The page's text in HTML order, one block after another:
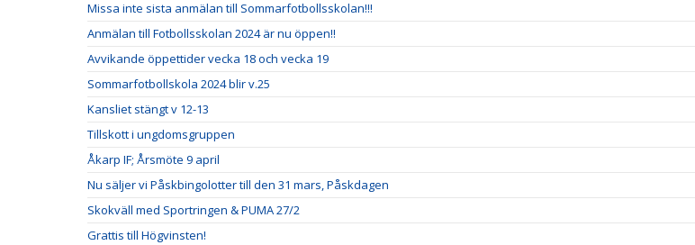
Missa inte sista anmälan till Sommarfotbollsskolan!!!
Anmälan till Fotbollsskolan 2024 är nu öppen!!
Avvikande öppettider vecka 18 och vecka 19
Sommarfotbollskola 2024 blir v.25
Kansliet stängt v 12-13
Tillskott i ungdomsgruppen
Åkarp IF; Årsmöte 9 april
Nu säljer vi Påskbingolotter till den 31 mars, Påskdagen
Skokväll med Sportringen & PUMA 27/2
Grattis till Högvinsten!